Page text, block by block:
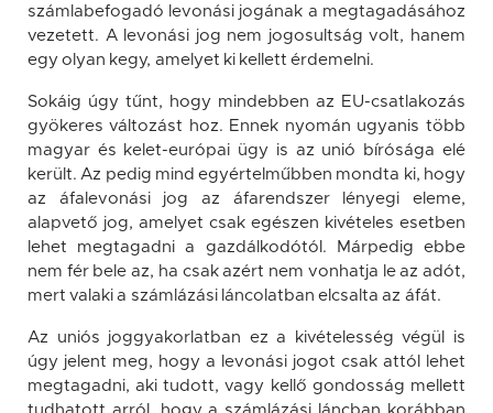
számlabefogadó levonási jogának a megtagadásához
vezetett. A levonási jog nem jogosultság volt, hanem
egy olyan kegy, amelyet ki kellett érdemelni.
Sokáig úgy tűnt, hogy mindebben az EU-csatlakozás
gyökeres változást hoz. Ennek nyomán ugyanis több
magyar és kelet-európai ügy is az unió bírósága elé
került. Az pedig mind egyértelműbben mondta ki, hogy
az áfalevonási jog az áfarendszer lényegi eleme,
alapvető jog, amelyet csak egészen kivételes esetben
lehet megtagadni a gazdálkodótól. Márpedig ebbe
nem fér bele az, ha csak azért nem vonhatja le az adót,
mert valaki a számlázási láncolatban elcsalta az áfát.
Az uniós joggyakorlatban ez a kivételesség végül is
úgy jelent meg, hogy a levonási jogot csak attól lehet
megtagadni, aki tudott, vagy kellő gondosság mellett